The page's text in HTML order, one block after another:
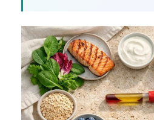
Galego
Latviešu valoda
Македонски јазик
Euskara
Gàidhlig